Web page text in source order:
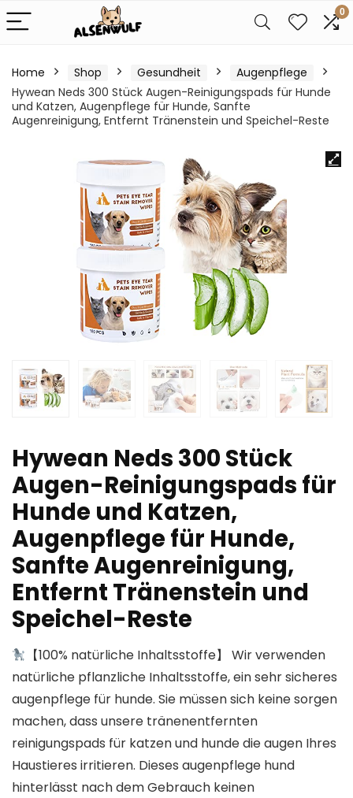
0
Home Shop Gesundheit
Augenpflege
Hywean Neds 300 Stück Augen-Reinigungspads für Hunde
und Katzen, Augenpflege für Hunde, Sanfte
Augenreinigung, Entfernt Tränenstein und Speichel-Reste
Hywean Neds 300 Stück
Augen-Reinigungspads für
Hunde und Katzen,
Augenpflege für Hunde,
Sanfte Augenreinigung,
Entfernt Tränenstein und
Speichel-Reste
【100% natürliche Inhaltsstoffe】 Wir verwenden
natürliche pflanzliche Inhaltsstoffe, ein sehr sicheres
augenpflege für hunde. Sie müssen sich keine sorgen
machen, dass unsere tränenentfernten
reinigungspads für katzen und hunde die augen Ihres
Haustieres irritieren. Dieses augenpflege hund
hinterlässt nach dem Gebrauch keinen